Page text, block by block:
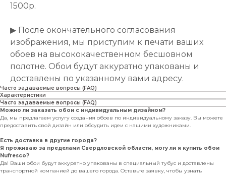
1500р.
▶ После окончательного согласования
изображения, мы приступим к печати ваших
обоев на высококачественном бесшовном
полотне. Обои будут аккуратно упакованы и
доставлены по указанному вами адресу.
Часто задаваемые вопросы (FAQ)
Характеристики
Часто задаваемые вопросы (FAQ)
Можно ли заказать обои с индивидуальным дизайном?
Да, мы предлагаем услугу создания обоев по индивидуальному заказу. Вы можете
предоставить свой дизайн или обсудить идеи с нашими художниками.
Есть доставка в другие города?
Я проживаю за пределами Свердловской области, могу ли я купить обои
Nufresco?
Да! Ваши обои будут аккуратно упакованы в специальный тубус и доставлены
транспортной компанией до вашего города. Оставьте заявку, чтобы узнать